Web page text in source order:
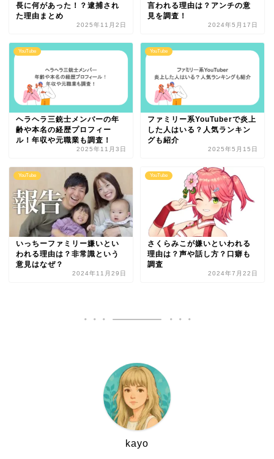
長に何があった！？逮捕され
た理由まとめ
2025年11月2日
言われる理由は？アンチの意
見を調査！
2024年5月17日
YouTube
ヘラヘラ三銃士メンバーの年
齢や本名の経歴プロフィー
ル！年収や元職業も調査！
2025年11月3日
YouTube
ファミリー系YouTuberで炎上
した人はいる？人気ランキン
グも紹介
2025年5月15日
YouTube
いっちーファミリー嫌いとい
われる理由は？非常識という
意見はなぜ？
2024年11月29日
YouTube
さくらみこが嫌いといわれる
理由は？声や話し方？口癖も
調査
2024年7月22日
kayo